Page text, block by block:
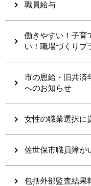
職員給与
働きやすい！子育
い！職場づくりプ
市の恩給・旧共済
へのお知らせ
女性の職業選択に
佐世保市職員障が
包括外部監査結果